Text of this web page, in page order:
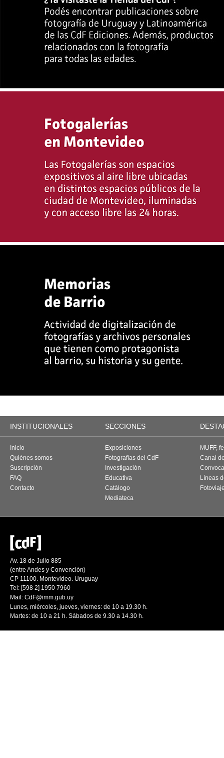
INSTITUCIONALES SECCIONES
Inicio
Quiénes somos
Suscripción
FAQ
Contacto
Exposiciones
Fotografías del CdF
Investigación
Educativa
Catálogo
Mediateca
MUFF,
Canal
Líneas
Av. 18 de Julio 885
(entre Andes y Convención)
CP 11100. Montevideo. Uruguay
Tel: [598 2] 1950 7960
Mail: CdF@imm.gub.uy
Lunes, miércoles, jueves, viernes: de 10 a 19.30 h.
Martes: de 10 a 21 h. Sábados de 9.30 a 14.30 h.